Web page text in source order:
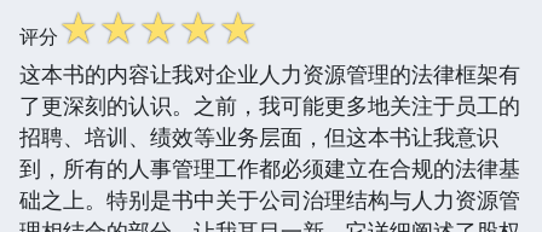
评分☆☆☆☆☆
这本书的内容让我对企业人力资源管理的法律框架有
了更深刻的认识。之前，我可能更多地关注于员工的
招聘、培训、绩效等业务层面，但这本书让我意识
到，所有的人事管理工作都必须建立在合规的法律基
础之上。特别是书中关于公司治理结构与人力资源管